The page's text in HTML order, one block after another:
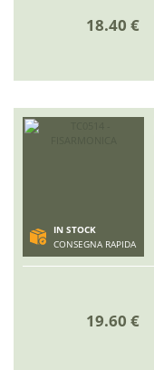
18.40 €
IN STOCK
CONSEGNA RAPIDA
19.60 €